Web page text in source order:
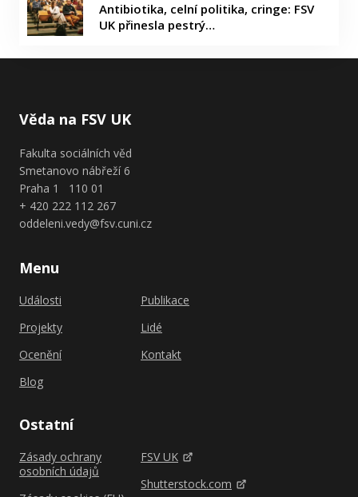
Antibiotika, celní politika, cringe: FSV
UK přinesla pestrý…
Věda na FSV UK
Fakulta sociálních věd
Smetanovo nábřeží 6
Praha 1 110 01
+ 420 222 112 267
oddeleni.vedy@fsv.cuni.cz
Menu
Události
Projekty
Ocenění
Blog
Publikace
Lidé
Kontakt
Ostatní
Zásady ochrany
osobních údajů
FSV UK
Shutterstock.com